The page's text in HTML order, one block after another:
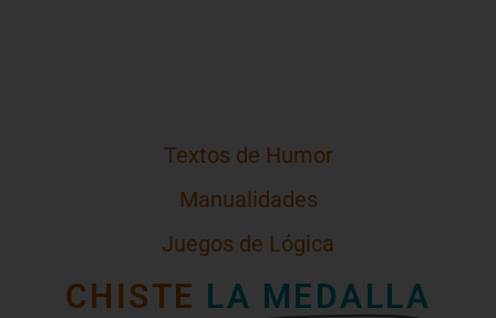
Textos de Humor
Manualidades
Juegos de Lógica
CHISTE LA MEDALLA